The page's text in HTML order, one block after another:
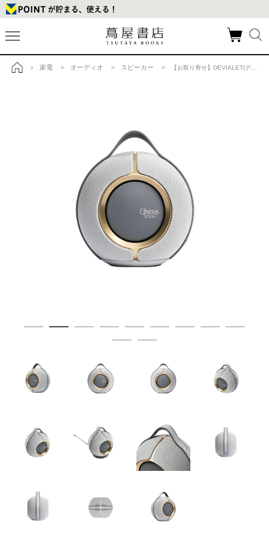
> 家電 > オーディオ > スピーカー > 【お取り寄せ】DEVIALET(デビアレ)MANIA(マニア)OPERAの商品詳細